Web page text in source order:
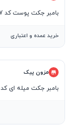
بامبر جکت پوست کد 0167
خرید عمده و اعتباری
مزون پیک
بامبر جکت میله ای کد 239